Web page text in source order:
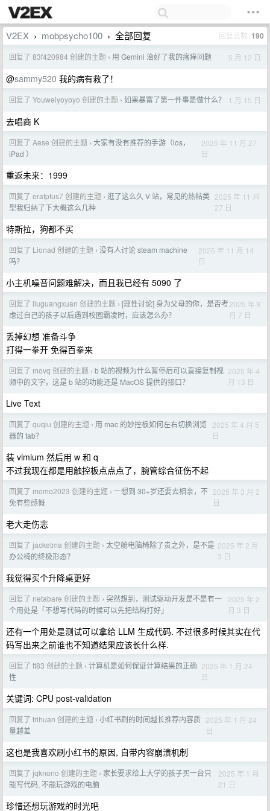
V2EX › mobpsycho100 › 全部回复 回复总数 190
回复了 83f420984 创建的主题 › 用 Gemini 治好了我的瘙痒问题 5 月 12 日
@sammy520 我的病有救了！
回复了 Youweiyoyoyo 创建的主题 › 如果暴富了第一件事是做什么？ 1 月 15 日
去唱商 K
回复了 Aese 创建的主题 › 大家有没有推荐的手游（ios，
iPad ）
2025 年 11 月 27
日
重返未来：1999
回复了 eratpfus7 创建的主题 › 逛了这么久 V 站，常见的热帖类
型我归纳了下大概这么几种
2025 年 11 月
27 日
特斯拉，狗都不买
回复了 Lionad 创建的主题 › 没有人讨论 steam machine
吗？
2025 年 11 月 14
日
小主机噪音问题难解决，而且我已经有 5090 了
回复了 liuguangxuan 创建的主题 › [理性讨论] 身为父母的你，是否考
虑过自己的孩子以后遇到校园霸凌时，应该怎么办？
2025 年 8
月 7 日
丢掉幻想 准备斗争
打得一拳开 免得百拳来
回复了 movq 创建的主题 › b 站的视频为什么暂停后可以直接复制视
频中的文字，这是 b 站的功能还是 MacOS 提供的接口？
2025 年 4
月 13 日
Live Text
回复了 quqiu 创建的主题 › 用 mac 的妙控板如何左右切换浏览
器的 tab？
2025 年 4 月 5
日
装 vimium 然后用 w 和 q
不过我现在都是用触控板点点点了，腕管综合征伤不起
回复了 momo2023 创建的主题 › 一想到 30+岁还要去相亲，不
免有些感慨
2025 年 3 月 2
日
老大走伤悲
回复了 jacketma 创建的主题 › 太空舱电脑椅除了贵之外，是不是
办公椅的终极形态？
2025 年 2 月
3 日
我觉得买个升降桌更好
回复了 netabare 创建的主题 › 突然想到，测试驱动开发是不是有一
个用处是「不想写代码的时候可以先把结构打好」
2025 年 2
月 3 日
还有一个用处是测试可以拿给 LLM 生成代码. 不过很多时候其实在代
码写出来之前谁也不知道结果应该长什么样.
回复了 tt83 创建的主题 › 计算机是如何保证计算结果的正确
性
2025 年 1 月 24
日
关键词: CPU post-validation
回复了 trihuan 创建的主题 › 小红书刷的时间越长推荐内容质
量越差
2025 年 1 月 24
日
这也是我喜欢刷小红书的原因, 自带内容崩溃机制
回复了 jqknono 创建的主题 › 家长要求给上大学的孩子买一台只
能写代码, 不能玩游戏的电脑
2025 年 1 月
21 日
珍惜还想玩游戏的时光吧